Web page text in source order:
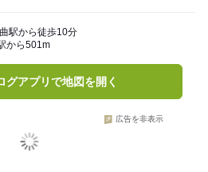
駅から徒歩10分
から501m
グアプリで地図を開く
広告を非表示